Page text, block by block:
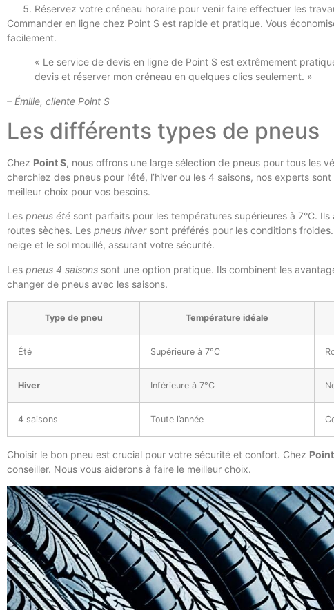
Réservez votre créneau horaire pour venir faire effectuer les
Commander en ligne chez Point S est rapide et pratique. Vous
facilement.
« Le service de devis en ligne de Point S est extrêmement
devis et réserver mon créneau en quelques clics seulement. »
– Émilie, cliente Point S
Les différents types de pneus
Chez Point S, nous offrons une large sélection de pneus pour tous les
cherchiez des pneus pour l’été, l’hiver ou les 4 saisons, nos experts
meilleur choix pour vos besoins.
Les pneus été sont parfaits pour les températures supérieures à 7°C.
routes sèches. Les pneus hiversont préférés pour les conditions
neige et le sol mouillé, assurant votre sécurité.
Les pneus 4 saisons sont une option pratique. Ils combinent les
changer de pneus avec les saisons.
Type de pneu Température idéale
Été Supérieure à 7°C
Hiver Inférieure à 7°C
4 saisons Toute l’année
Choisir le bon pneu est crucial pour votre sécurité et confort. Chez
conseiller. Nous vous aiderons à faire le meilleur choix.